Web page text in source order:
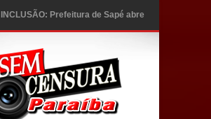
INCLUSÃO: Prefeitura de Sapé abre
Social; veja documentação
necessária!